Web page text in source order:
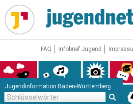
Direkt
zum
Inhalt
FAQ Infobrief Jugend
Jugendinformation Baden-Württemberg